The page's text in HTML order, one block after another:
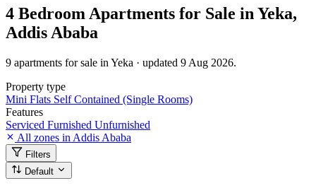
4 Bedroom Apartments for Sale in Yeka,
Addis Ababa
9 apartments for sale in Yeka · updated 9 Aug 2026.
Property type
Mini Flats Self Contained (Single Rooms)
Features
Serviced Furnished Unfurnished
All zones in Addis Ababa
Filters
Default